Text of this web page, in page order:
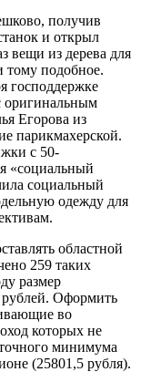
получив
и открыл
вещи из дерева для
тому подобное.
господдержке
оригинальным
Егорова из
парикмахерской.
с 50-
«социальный
социальный
одежду для
областной
259 таких
размер
рублей. Оформить
во
которых не
минимума
(25801,5 рубля).